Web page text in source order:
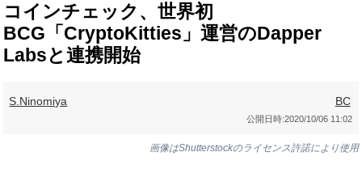
コインチェック、世界初
BCG「CryptoKitties」運営のDapper
Labsと連携開始
S.Ninomiya BC
公開日時:2020/10/06 11:02
画像はShutterstockのライセンス許諾により使用